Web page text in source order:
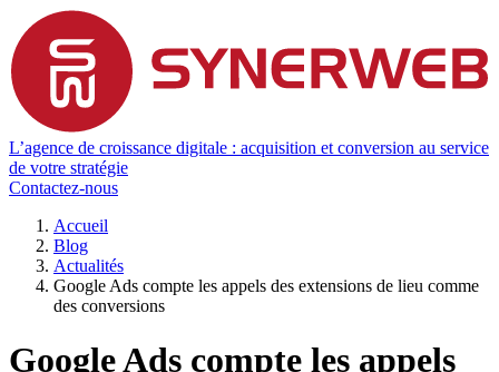
L’agence de croissance digitale : acquisition et conversion au service
de votre stratégie
Contactez-nous
Accueil
Blog
Actualités
Google Ads compte les appels des extensions de lieu comme
des conversions
Google Ads compte les appels